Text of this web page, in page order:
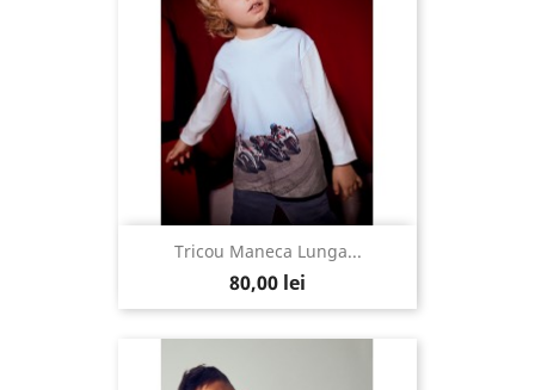
Tricou Maneca Lunga...
80,00 lei